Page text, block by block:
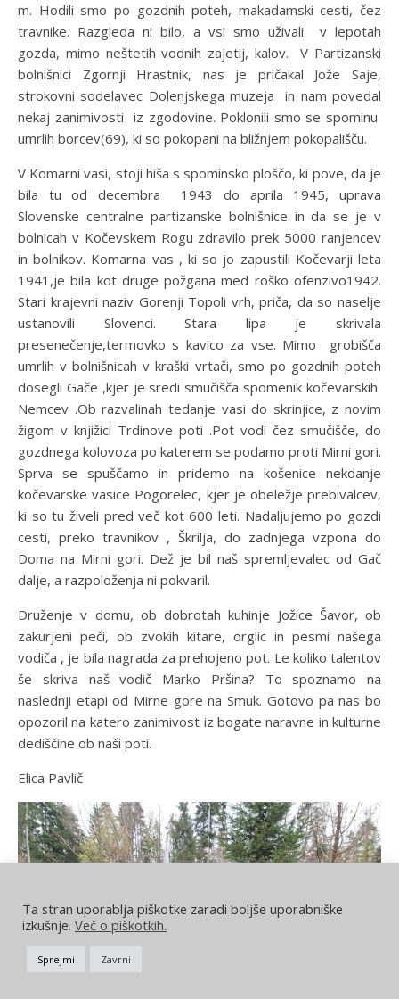
m. Hodili smo po gozdnih poteh, makadamski cesti, čez
travnike. Razgleda ni bilo, a vsi smo uživali v lepotah
gozda, mimo neštetih vodnih zajetij, kalov. V Partizanski
bolnišnici Zgornji Hrastnik, nas je pričakal Jože Saje,
strokovni sodelavec Dolenjskega muzeja in nam povedal
nekaj zanimivosti iz zgodovine. Poklonili smo se spominu
umrlih borcev(69), ki so pokopani na bližnjem pokopališču.
V Komarni vasi, stoji hiša s spominsko ploščo, ki pove, da je
bila tu od decembra 1943 do aprila 1945, uprava
Slovenske centralne partizanske bolnišnice in da se je v
bolnicah v Kočevskem Rogu zdravilo prek 5000 ranjencev
in bolnikov. Komarna vas , ki so jo zapustili Kočevarji leta
1941,je bila kot druge požgana med roško ofenzivo1942.
Stari krajevni naziv Gorenji Topoli vrh, priča, da so naselje
ustanovili Slovenci. Stara lipa je skrivala
presenečenje,termovko s kavico za vse. Mimo grobišča
umrlih v bolnišnicah v kraški vrtači, smo po gozdnih poteh
dosegli Gače ,kjer je sredi smučišča spomenik kočevarskih
Nemcev .Ob razvalinah tedanje vasi do skrinjice, z novim
žigom v knjižici Trdinove poti .Pot vodi čez smučišče, do
gozdnega kolovoza po katerem se podamo proti Mirni gori.
Sprva se spuščamo in pridemo na košenice nekdanje
kočevarske vasice Pogorelec, kjer je obeležje prebivalcev,
ki so tu živeli pred več kot 600 leti. Nadaljujemo po gozdi
cesti, preko travnikov , Škrilja, do zadnjega vzpona do
Doma na Mirni gori. Dež je bil naš spremljevalec od Gač
dalje, a razpoloženja ni pokvaril.
Druženje v domu, ob dobrotah kuhinje Jožice Šavor, ob
zakurjeni peči, ob zvokih kitare, orglic in pesmi našega
vodiča , je bila nagrada za prehojeno pot. Le koliko talentov
še skriva naš vodič Marko Pršina? To spoznamo na
naslednji etapi od Mirne gore na Smuk. Gotovo pa nas bo
opozoril na katero zanimivost iz bogate naravne in kulturne
dediščine ob naši poti.
Elica Pavlič
Ta stran uporablja piškotke zaradi boljše uporabniške
izkušnje. Več o piškotkih.
Sprejmi Zavrni